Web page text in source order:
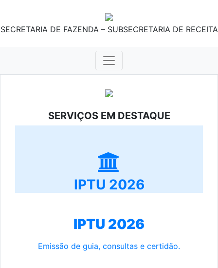
SECRETARIA DE FAZENDA – SUBSECRETARIA DE RECEITA
SERVIÇOS EM DESTAQUE
IPTU 2026
IPTU 2026
Emissão de guia, consultas e certidão.